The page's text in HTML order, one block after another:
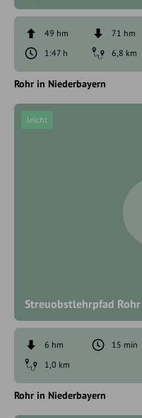
49 hm
71 hm
1:47 h
6,8 km
Rohr in Niederbayern
Streuobstlehrpfad Rohr
leicht
6 hm
15 min
1,0 km
Rohr in Niederbayern